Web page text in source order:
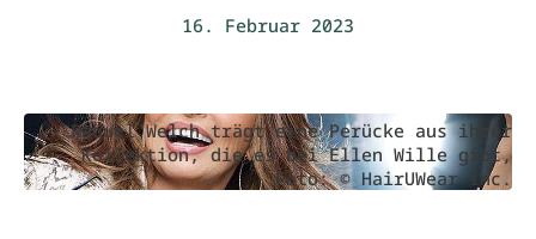
16. Februar 2023
Raquel Welch trägt eine Perücke aus ihrer
Kollektion, die es bei Ellen Wille gibt,
Foto: © HairUWear Inc.